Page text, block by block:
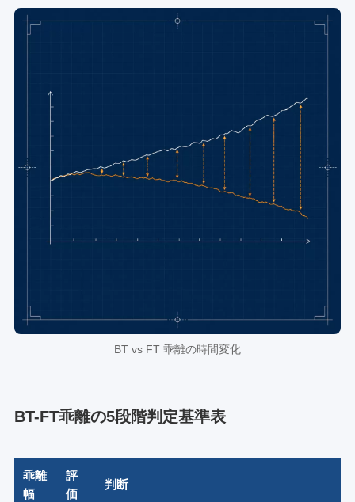
BT vs FT 乖離の時間変化
BT-FT乖離の5段階判定基準表
乖離
幅
評
価
判断